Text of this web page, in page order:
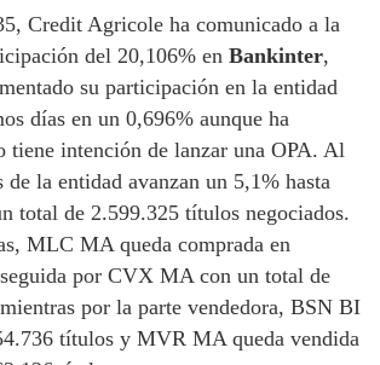
Credit Agricole ha comunicado a la
del 20,106% en Bankinter,
su participación en la entidad
días en un 0,696% aunque ha
tiene intención de lanzar una OPA. Al
la entidad avanzan un 5,1% hasta
total de 2.599.325 títulos negociados.
MLC MA queda comprada en
por CVX MA con un total de
por la parte vendedora, BSN BI
títulos y MVR MA queda vendida